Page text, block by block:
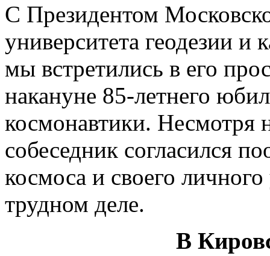
С Президентом
университета геодезии
мы встретились в его
накануне 85-летнего
космонавтики. Несмотря
собеседник согласился
космоса и своего
трудном деле.
В